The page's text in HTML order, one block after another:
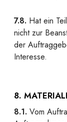
7.8. Hat ein
nicht zur
der
Interesse.
8.
8.1. Vom